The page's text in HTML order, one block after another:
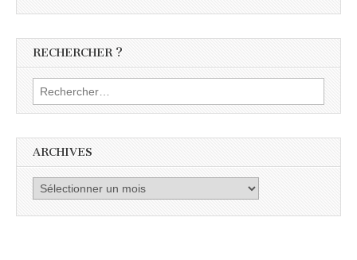
RECHERCHER ?
Rechercher :
ARCHIVES
Archives